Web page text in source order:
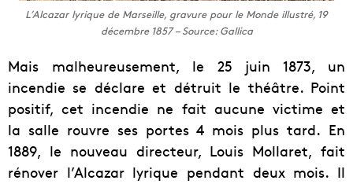
L’Alcazar lyrique de Marseille, gravure pour le Monde illustré, 19
décembre 1857 – Source: Gallica
Mais malheureusement, le 25 juin 1873, un
incendie se déclare et détruit le théâtre. Point
positif, cet incendie ne fait aucune victime et
la salle rouvre ses portes 4 mois plus tard. En
1889, le nouveau directeur, Louis Mollaret, fait
rénover l’Alcazar lyrique pendant deux mois. Il